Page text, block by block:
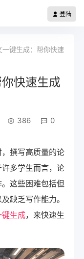
登陆
一键生成：帮你快速
快速生成
386 0
撰写高质量的论
多学生而言，论
这些困难包括但
缺乏写作能力。
键生成，来快速生